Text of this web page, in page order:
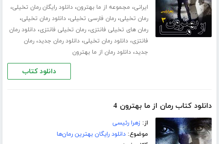
ایرانی، مجموعه از ما بهترون،دانلود رایگان رمان تخیلی،
رمان تخیلی،رمان فارسی تخیلی،دانلود رمان تخیلی،
رمان های تخیلی فانتزی،رمان تخیلی فانتزی،دانلود رمان
فانتزی،دانلود رمان تخیلی،دانلود رمان جدید،رمان
جدید،دانلود رمان از ما بهترون
دانلود کتاب
دانلود کتاب رمان از ما بهترون 4
از:زهرا رئیسی
موضوع:دانلود رایگان بهترین رمان‌ها